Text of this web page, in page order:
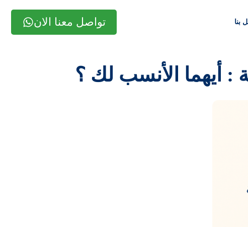
بنا تواصل معنا الان
: أيهما الأنسب لك ؟